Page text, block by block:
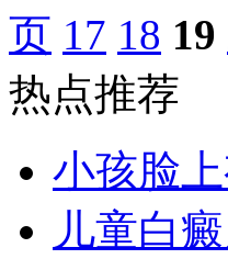
页 17 18 19
热点推荐
小孩脸
儿童白